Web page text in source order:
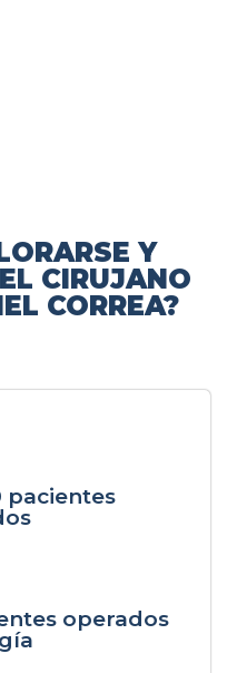
Y
CIRUJANO
CORREA?
pacientes
operados